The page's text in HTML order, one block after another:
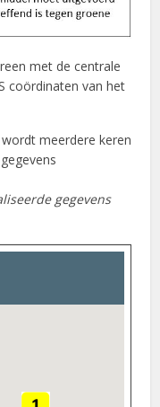
met de centrale
coördinaten van het
meerdere keren
gegevens